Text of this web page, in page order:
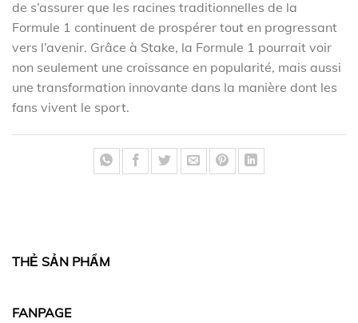
de s’assurer que les racines traditionnelles de la
Formule 1 continuent de prospérer tout en progressant
vers l’avenir. Grâce à Stake, la Formule 1 pourrait voir
non seulement une croissance en popularité, mais aussi
une transformation innovante dans la manière dont les
fans vivent le sport.
THẺ SẢN PHẨM
FANPAGE